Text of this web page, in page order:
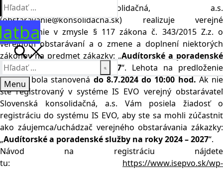
Hľadať:
Hľadať:
Menu
Slovenská konsolidačná, a.s.
(obstaravanie@konsolidacna.sk) realizuje verejné
obstarávanie v zmysle § 117 zákona č. 343/2015 Z.z. o
verejnom obstarávaní a o zmene a doplnení niektorých
zákonov na predmet zákazky: „Audítorské a poradenské
služby na roky 2024 – 2027“. Lehota na predloženie
ponuky bola stanovená do 8.7.2024 do 10:00 hod. Ak nie
ste registrovaný v systéme IS EVO verejný obstarávateľ
Slovenská konsolidačná, a.s. Vám posiela žiadosť o
registráciu do systému IS EVO, aby ste sa mohli zúčastniť
ako záujemca/uchádzač verejného obstarávania zákazky:
„Audítorské a poradenské služby na roky 2024 – 2027“.
Návod na registráciu nájdete
tu: https://www.isepvo.sk/wp-